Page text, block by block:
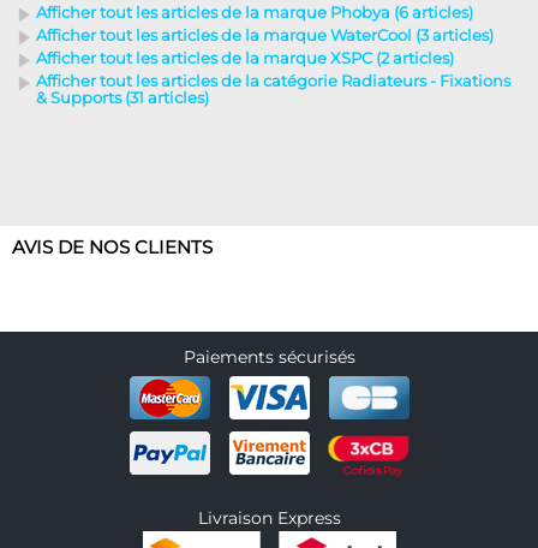
Afficher tout les articles de la marque Phobya (6 articles)
Afficher tout les articles de la marque WaterCool (3 articles)
Afficher tout les articles de la marque XSPC (2 articles)
Afficher tout les articles de la catégorie Radiateurs - Fixations
& Supports (31 articles)
AVIS DE NOS CLIENTS
Paiements sécurisés
Livraison Express